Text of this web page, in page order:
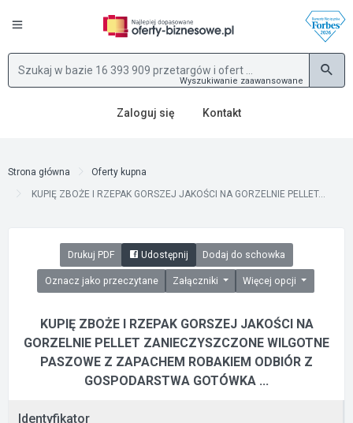
Wyszukiwanie zaawansowane
Zaloguj się Kontakt
Strona główna
Oferty kupna
KUPIĘ ZBOŻE I RZEPAK GORSZEJ JAKOŚCI NA GORZELNIE PELLET...
Drukuj PDF Udostępnij Dodaj do schowka
Oznacz jako przeczytane Załączniki Więcej opcji
KUPIĘ ZBOŻE I RZEPAK GORSZEJ JAKOŚCI NA
GORZELNIE PELLET ZANIECZYSZCZONE WILGOTNE
PASZOWE Z ZAPACHEM ROBAKIEM ODBIÓR Z
GOSPODARSTWA GOTÓWKA ...
Identyfikator